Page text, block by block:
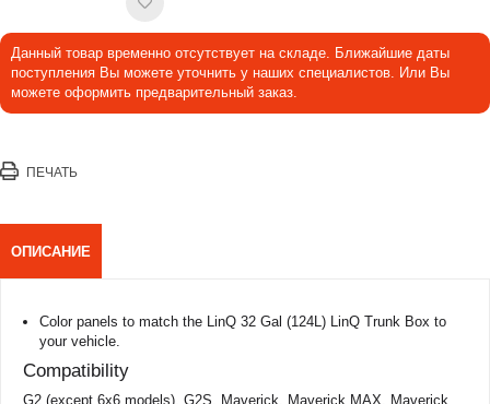
Данный товар временно отсутствует на складе. Ближайшие даты
поступления Вы можете уточнить у наших специалистов. Или Вы
можете оформить предварительный заказ.
ПЕЧАТЬ
ОПИСАНИЕ
Color panels to match the LinQ 32 Gal (124L) LinQ Trunk Box to
your vehicle.
Compatibility
G2 (except 6x6 models), G2S, Maverick, Maverick MAX, Maverick